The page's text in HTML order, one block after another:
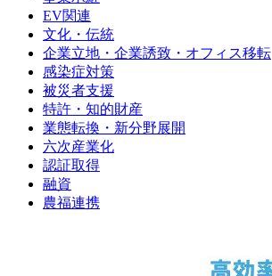
EV関連
文化・伝統
企業立地・企業誘致・オフィス移転
感染症対策
被災者支援
特許・知的財産
業態転換・新分野展開
六次産業化
認証取得
融資
農福連携